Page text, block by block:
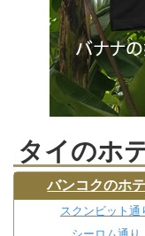
タイのホ
バンコクのホ
スクンビット通